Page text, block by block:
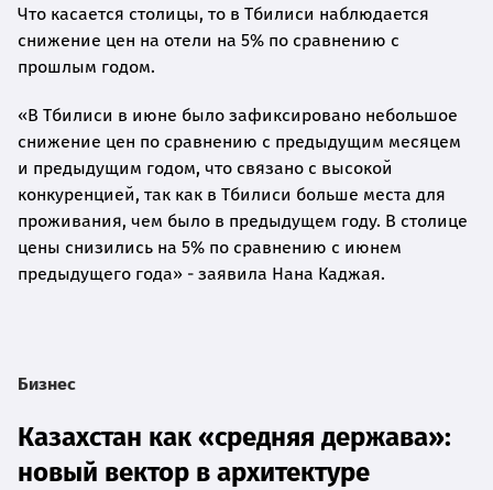
Что касается столицы, то в Тбилиси наблюдается
снижение цен на отели на 5% по сравнению с
прошлым годом.
«В Тбилиси в июне было зафиксировано небольшое
снижение цен по сравнению с предыдущим месяцем
и предыдущим годом, что связано с высокой
конкуренцией, так как в Тбилиси больше места для
проживания, чем было в предыдущем году. В столице
цены снизились на 5% по сравнению с июнем
предыдущего года» - заявила Нана Каджая.
Бизнес
Казахстан как «средняя держава»:
новый вектор в архитектуре